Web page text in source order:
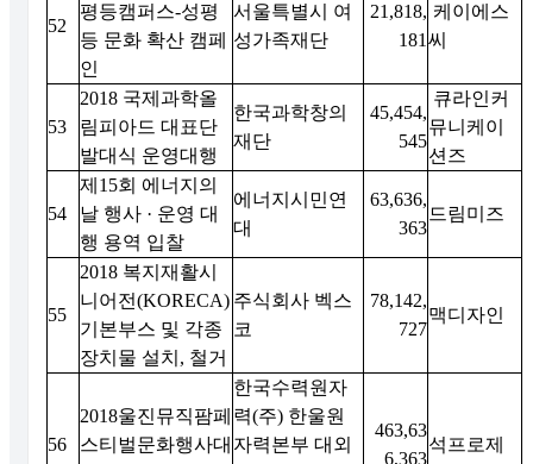
52
평등캠퍼스-성평
등 문화 확산 캠페
인
서울특별시 여
성가족재단
21,818,
181
케이에스
씨
53
2018 국제과학올
림피아드 대표단
발대식 운영대행
한국과학창의
재단
45,454,
545
큐라인커
뮤니케이
션즈
54
제15회 에너지의
날 행사 · 운영 대
행 용역 입찰
에너지시민연
대
63,636,
363
드림미즈
55
2018 복지재활시
니어전(KORECA)
기본부스 및 각종
장치물 설치, 철거
주식회사 벡스
코
78,142,
727
맥디자인
56
2018울진뮤직팜페
스티벌문화행사대
한국수력원자
력(주) 한울원
자력본부 대외
463,63
6,363
석프로제